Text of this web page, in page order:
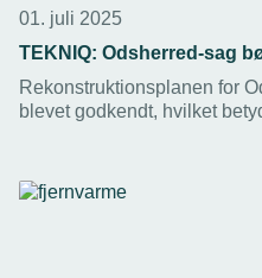
01. juli 2025
TEKNIQ: Odsherred-sag
Rekonstruktionsplanen for
blevet godkendt, hvilket